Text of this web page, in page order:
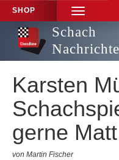
SHOP
TOGGLE
Schach
Karsten
gerne
von Martin Fischer